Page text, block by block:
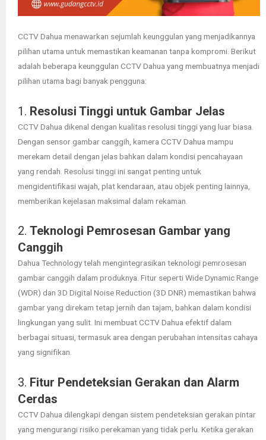
CCTV Dahua menawarkan sejumlah keunggulan yang menjadikannya
pilihan utama untuk memastikan keamanan tanpa kompromi. Berikut
adalah beberapa keunggulan CCTV Dahua yang membuatnya menjadi
pilihan utama bagi banyak pengguna:
1. Resolusi Tinggi untuk Gambar Jelas
CCTV Dahua dikenal dengan kualitas resolusi tinggi yang luar biasa.
Dengan sensor gambar canggih, kamera CCTV Dahua mampu
merekam detail dengan jelas bahkan dalam kondisi pencahayaan
yang rendah. Resolusi tinggi ini sangat penting untuk
mengidentifikasi wajah, plat kendaraan, atau objek penting lainnya,
memberikan kejelasan maksimal dalam rekaman.
2. Teknologi Pemrosesan Gambar yang
Canggih
Dahua Technology telah mengintegrasikan teknologi pemrosesan
gambar canggih dalam produknya. Fitur seperti Wide Dynamic Range
(WDR) dan 3D Digital Noise Reduction (3D DNR) memastikan bahwa
gambar yang direkam tetap jernih dan tajam, bahkan dalam kondisi
lingkungan yang sulit. Ini membuat CCTV Dahua efektif dalam
berbagai situasi, termasuk area dengan perubahan intensitas cahaya
yang signifikan.
3. Fitur Pendeteksian Gerakan dan Alarm
Cerdas
CCTV Dahua dilengkapi dengan sistem pendeteksian gerakan pintar
yang mengurangi risiko perekaman yang tidak perlu. Ketika gerakan